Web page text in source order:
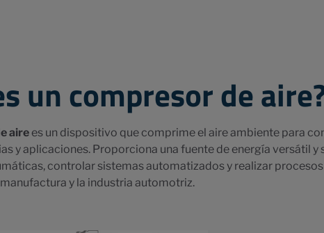
un compresor de
aire es un dispositivo que comprime el aire ambiente para
y aplicaciones. Proporciona una fuente de energía versátil
controlar sistemas automatizados y realizar
y la industria automotriz.